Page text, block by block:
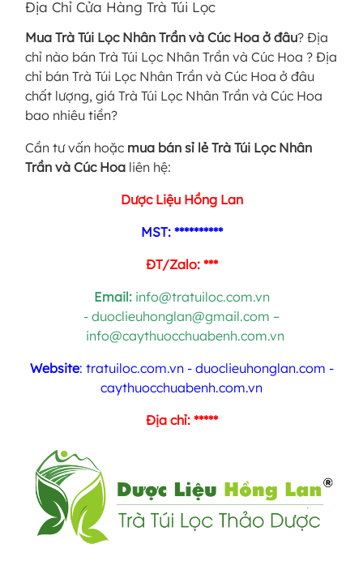
Địa Chỉ Cửa Hàng Trà Túi Lọc
Mua Trà Túi Lọc Nhân Trần và Cúc Hoa ở đâu? Địa
chỉ nào bán Trà Túi Lọc Nhân Trần và Cúc Hoa ? Địa
chỉ bán Trà Túi Lọc Nhân Trần và Cúc Hoa ở đâu
chất lượng, giá Trà Túi Lọc Nhân Trần và Cúc Hoa
bao nhiêu tiền?
Cần tư vấn hoặc mua bán sỉ lẻ Trà Túi Lọc Nhân
Trần và Cúc Hoa liên hệ:
Dược Liệu Hồng Lan
MST: **********
ĐT/Zalo: ***
Email: info@tratuiloc.com.vn
- duoclieuhonglan@gmail.com –
info@caythuocchuabenh.com.vn
Website: tratuiloc.com.vn - duoclieuhonglan.com -
caythuocchuabenh.com.vn
Địa chỉ: *****